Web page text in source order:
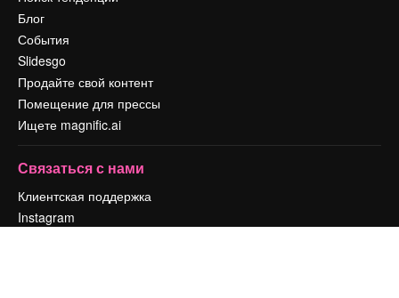
Блог
События
Slidesgo
Продайте свой контент
Помещение для прессы
Ищете magnific.ai
Связаться с нами
Клиентская поддержка
Instagram